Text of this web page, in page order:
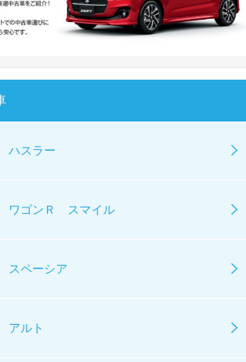
ハスラー
ワゴンＲ スマイル
スペーシア
アルト